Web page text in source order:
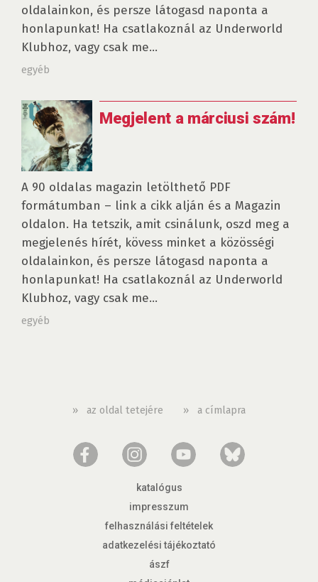
oldalainkon, és persze látogasd naponta a
honlapunkat! Ha csatlakoznál az Underworld
Klubhoz, vagy csak me...
egyéb
Megjelent a márciusi szám!
A 90 oldalas magazin letölthető PDF
formátumban – link a cikk alján és a Magazin
oldalon. Ha tetszik, amit csinálunk, oszd meg a
megjelenés hírét, kövess minket a közösségi
oldalainkon, és persze látogasd naponta a
honlapunkat! Ha csatlakoznál az Underworld
Klubhoz, vagy csak me...
egyéb
» az oldal tetejére » a címlapra
katalógus
impresszum
felhasználási feltételek
adatkezelési tájékoztató
ászf